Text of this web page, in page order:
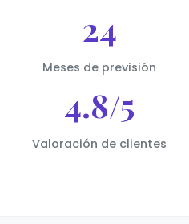
24
Meses de previsión
4.8/5
Valoración de clientes